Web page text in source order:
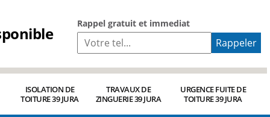
Rappel gratuit et immediat
ISOLATION DE
TOITURE 39 JURA
TRAVAUX DE
ZINGUERIE 39 JURA
URGENCE FUITE DE
TOITURE 39 JURA